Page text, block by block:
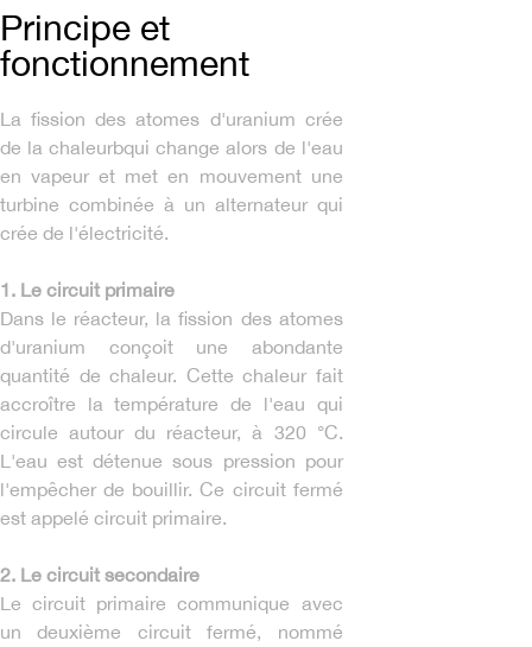
Principe et
fonctionnement
La fission des atomes d'uranium crée
de la chaleurbqui change alors de l'eau
en vapeur et met en mouvement une
turbine combinée à un alternateur qui
crée de l'électricité.
1. Le circuit primaire
Dans le réacteur, la fission des atomes
d'uranium conçoit une abondante
quantité de chaleur. Cette chaleur fait
accroître la température de l'eau qui
circule autour du réacteur, à 320 °C.
L'eau est détenue sous pression pour
l'empêcher de bouillir. Ce circuit fermé
est appelé circuit primaire.
2. Le circuit secondaire
Le circuit primaire communique avec
un deuxième circuit fermé, nommé